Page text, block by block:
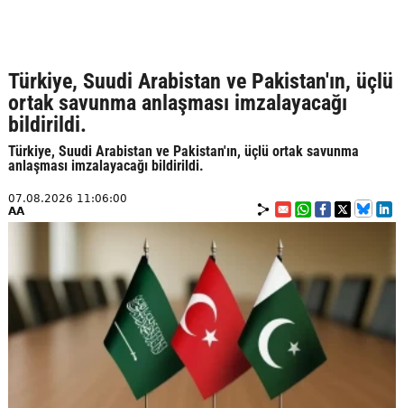
Türkiye, Suudi Arabistan ve Pakistan'ın, üçlü
ortak savunma anlaşması imzalayacağı
bildirildi.
Türkiye, Suudi Arabistan ve Pakistan'ın, üçlü ortak savunma
anlaşması imzalayacağı bildirildi.
07.08.2026 11:06:00
AA